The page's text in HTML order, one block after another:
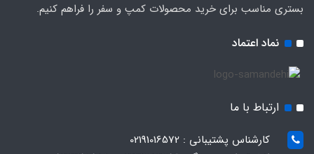
نماد اعتماد
بستری مناسب برای خرید محصولات کمپ و سفر را فراهم کنیم.
ارتباط با ما
کارشناس پشتیبانی : 02191016572